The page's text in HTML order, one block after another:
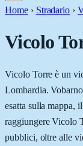
Home › Stradario ›
Vicolo
Vicolo Torre è un
Lombardia.
esatta sulla mappa,
raggiungere Vicolo
pubblici, oltre alle